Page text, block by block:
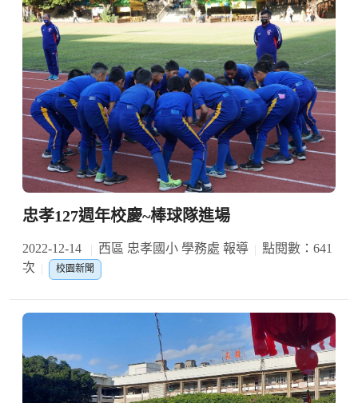
忠孝127週年校慶~棒球隊進場
2022-12-14 西區 忠孝國小 學務處 報導
點閱數：641
次
校園新聞